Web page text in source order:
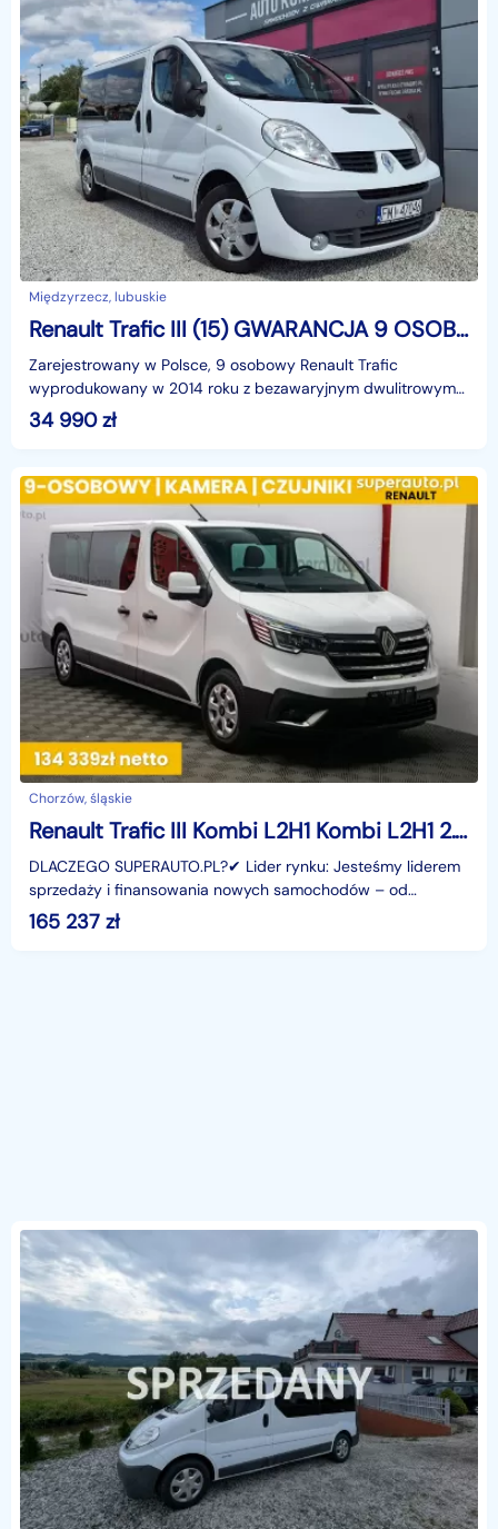
Międzyrzecz, lubuskie
Renault Trafic III (15) GWARANCJA 9 OSOBOWY LONG KLIMA MOŻLIWA ZAMIANA RATY
Zarejestrowany w Polsce, 9 osobowy Renault Trafic
wyprodukowany w 2014 roku z bezawaryjnym dwulitrowym
silnikiem diesla o mocy 115 koni mechanicznych. Udokument
34 990zł
Chorzów, śląskie
Renault Trafic III Kombi L2H1 Kombi L2H1 2.0 150KM
DLACZEGO SUPERAUTO.PL?✔ Lider rynku: Jesteśmy liderem
sprzedaży i finansowania nowych samochodów – od
osobowych, przez dostawcze, po segment premium.✔
165 237 zł